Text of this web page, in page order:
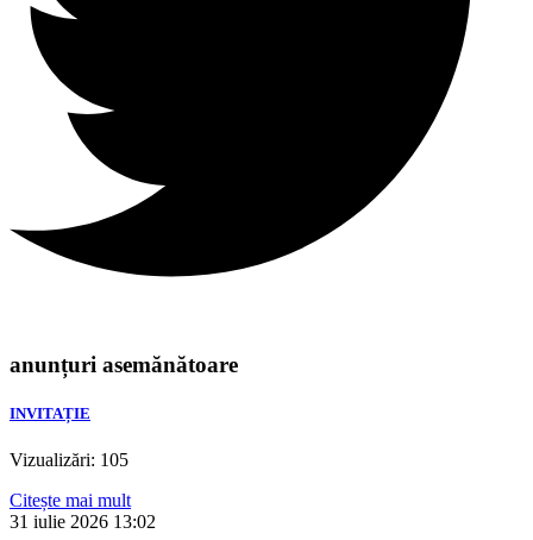
anunțuri asemănătoare
INVITAȚIE
Vizualizări: 105
Citește mai mult
31 iulie 2026 13:02